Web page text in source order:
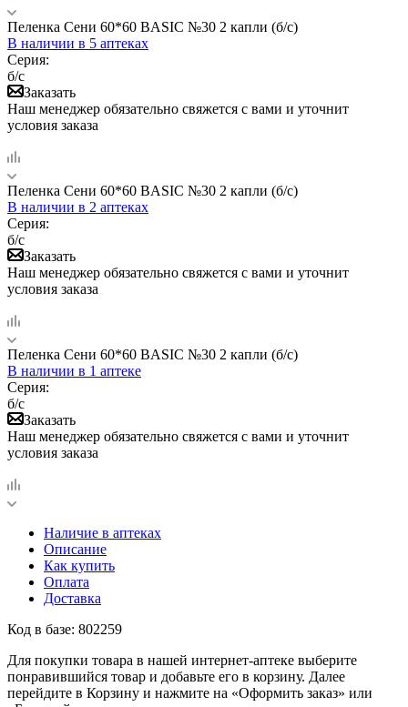
Пеленка Сени 60*60 BASIC №30 2 капли (б/с)
В наличии в 5 аптеках
Серия:
б/с
Заказать
Наш менеджер обязательно свяжется с вами и уточнит
условия заказа
Пеленка Сени 60*60 BASIC №30 2 капли (б/с)
В наличии в 2 аптеках
Серия:
б/с
Заказать
Наш менеджер обязательно свяжется с вами и уточнит
условия заказа
Пеленка Сени 60*60 BASIC №30 2 капли (б/с)
В наличии в 1 аптеке
Серия:
б/с
Заказать
Наш менеджер обязательно свяжется с вами и уточнит
условия заказа
Наличие в аптеках
Описание
Как купить
Оплата
Доставка
Код в базе: 802259
Для покупки товара в нашей интернет-аптеке выберите
понравившийся товар и добавьте его в корзину. Далее
перейдите в Корзину и нажмите на «Оформить заказ» или